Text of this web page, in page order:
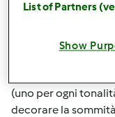
aiutandosi con
piccoli fiori.
(uno per ogni
decorare la
List of Partners
Show